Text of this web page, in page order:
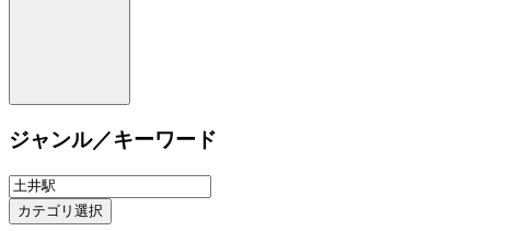
ジャンル／キーワード
カテゴリ選択